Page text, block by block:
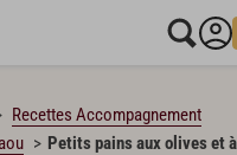
Recettes Accompagnement
Petits pains aux olives et